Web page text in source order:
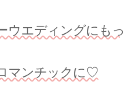
ウエディングにもっ
マンチックに♡